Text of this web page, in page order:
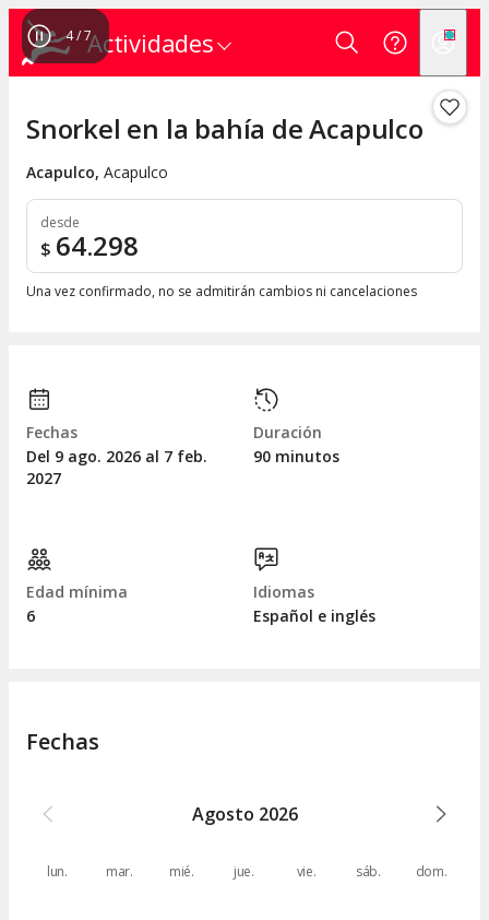
Actividades
4/7
Snorkel en la bahía de Acapulco
Acapulco, Acapulco
desde
$ 64.298
Una vez confirmado, no se admitirán cambios ni cancelaciones
Fechas
Del 9 ago. 2026 al 7 feb.
2027
Duración
90 minutos
Edad mínima
6
Idiomas
Español e inglés
Fechas
Agosto 2026
lun. mar. mié. jue. vie. sáb. dom.